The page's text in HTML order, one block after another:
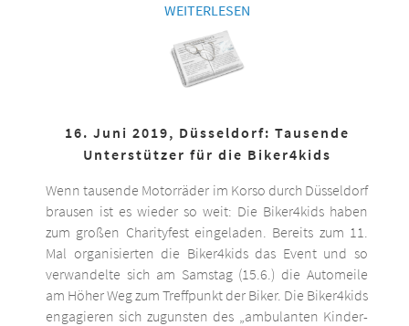
WEITERLESEN
16. Juni 2019, Düsseldorf: Tausende
Unterstützer für die Biker4kids
Wenn tausende Motorräder im Korso durch Düsseldorf
brausen ist es wieder so weit: Die Biker4kids haben
zum großen Charityfest eingeladen. Bereits zum 11.
Mal organisierten die Biker4kids das Event und so
verwandelte sich am Samstag (15.6.) die Automeile
am Höher Weg zum Treffpunkt der Biker. Die Biker4kids
engagieren sich zugunsten des „ambulanten Kinder-